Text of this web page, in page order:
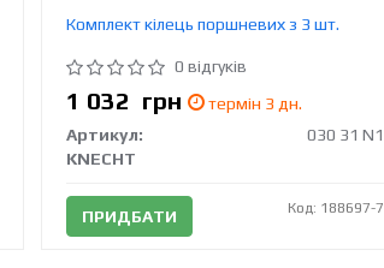
Комплект кілець поршневих з 3 шт.
0 відгуків
1 032 грн
термін 3 дн.
Артикул:
030 31 N1
KNECHT
ПРИДБАТИ Код: 188697-7